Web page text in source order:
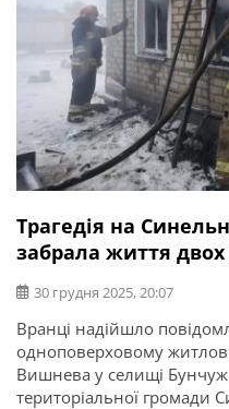
Трагедія на
забрала життя
30 грудня 2025, 20:07
Вранці надійшло
одноповерховому
Вишнева у селищі
територіальної громади